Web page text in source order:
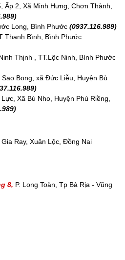
Ấp 2, Xã Minh Hưng, Chơn Thành,
Long, Bình Phước (0937.116.989)
Thanh Bình, Bình Phước
Thịnh , TT.Lộc Ninh, Bình Phước
Sao Bọng, xã Đức Liễu, Huyện Bù
Xã Bù Nho, Huyện Phú Riềng,
Ray, Xuân Lộc, Đồng Nai
8, P. Long Toàn, Tp Bà Rịa - Vũng